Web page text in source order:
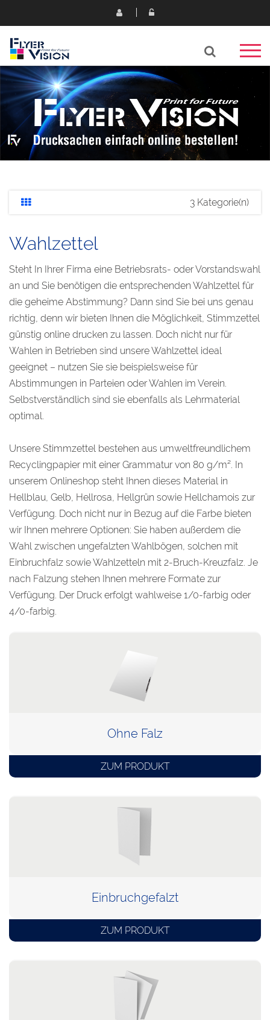
3 Kategorie(n)
Wahlzettel
Steht In Ihrer Firma eine Betriebsrats- oder Vorstandswahl
an und Sie benötigen die entsprechenden Wahlzettel für
die geheime Abstimmung? Dann sind Sie bei uns genau
richtig, denn wir bieten Ihnen die Möglichkeit, Stimmzettel
günstig online drucken zu lassen. Doch nicht nur für
Wahlen in Betrieben sind unsere Wahlzettel ideal
geeignet – nutzen Sie sie beispielsweise für
Abstimmungen in Parteien oder Wahlen im Verein.
Selbstverständlich sind sie ebenfalls als Lehrmaterial
optimal.
Unsere Stimmzettel bestehen aus umweltfreundlichem
Recyclingpapier mit einer Grammatur von 80 g/m². In
unserem Onlineshop steht Ihnen dieses Material in
Hellblau, Gelb, Hellrosa, Hellgrün sowie Hellchamois zur
Verfügung. Doch nicht nur in Bezug auf die Farbe bieten
wir Ihnen mehrere Optionen: Sie haben außerdem die
Wahl zwischen ungefalzten Wahlbögen, solchen mit
Einbruchfalz sowie Wahlzetteln mit 2-Bruch-Kreuzfalz. Je
nach Falzung stehen Ihnen mehrere Formate zur
Verfügung. Der Druck erfolgt wahlweise 1/0-farbig oder
4/0-farbig.
Ohne Falz
ZUM PRODUKT
Einbruchgefalzt
ZUM PRODUKT